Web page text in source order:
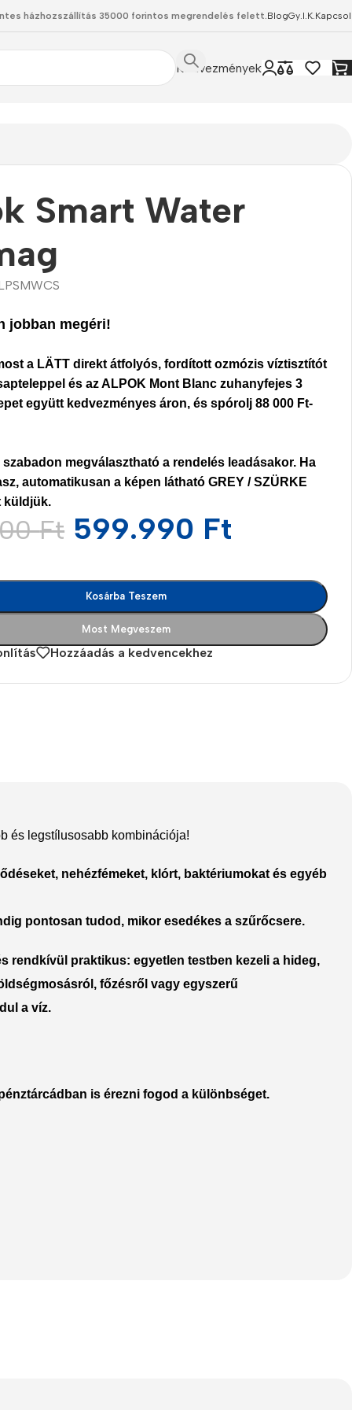
házhozszállítás 35000 forintos megrendelés felett.BlogGy.I.K.
ever
iPhone Air
Kedvezmények
Smart Water
jobban megéri!
a LÄTT direkt átfolyós, fordított ozmózis víztisztítót
és az ALPOK Mont Blanc zuhanyfejes 3
együtt kedvezményes áron, ésspórolj 88 000 Ft-
megválasztható a rendelés leadásakor. Ha
automatikusan a képen látható GREY / SZÜRKE
küldjük.
Ft 599.990 Ft
Kosárba Teszem
Most Megveszem
Hozzáadás a kedvencekhez
és legstílusosabb kombinációja!
nehézfémeket, klórt, baktériumokat és egyéb
pontosan tudod, mikor esedékes a szűrőcsere.
rendkívül praktikus: egyetlen testben kezeli a hideg,
főzésről vagy egyszerű
a víz.
is érezni fogod a különbséget.